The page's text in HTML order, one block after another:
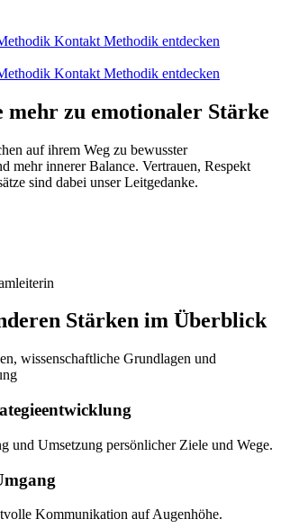
Kontakt Methodik entdecken
Kontakt Methodik entdecken
mehr zu emotionaler Stärke
auf ihrem Weg zu bewusster
mehr innerer Balance. Vertrauen, Respekt
sind dabei unser Leitgedanke.
Stärken im Überblick
wissenschaftliche Grundlagen und
und Umsetzung persönlicher Ziele und Wege.
Kommunikation auf Augenhöhe.